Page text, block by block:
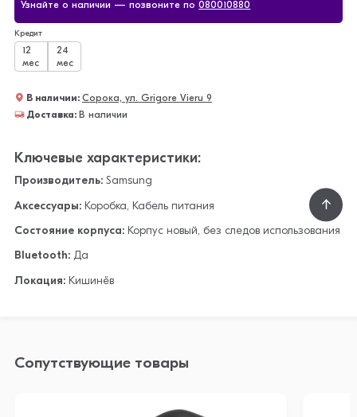
Узнайте о наличии — позвоните по080010880
Кредит
12
мес
24
мес
В наличии: Сорокa, ул. Grigore Vieru 9
Доставка: В наличии
Ключевые характеристики:
Производитель:Samsung
Аксессуары:Коробка, Кабель питания
Состояние корпуса:Корпус новый, без следов использования
Bluetooth:Да
Локация:Кишинёв
Сопутствующие товары